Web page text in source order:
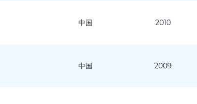
中国 2010
中国 2009